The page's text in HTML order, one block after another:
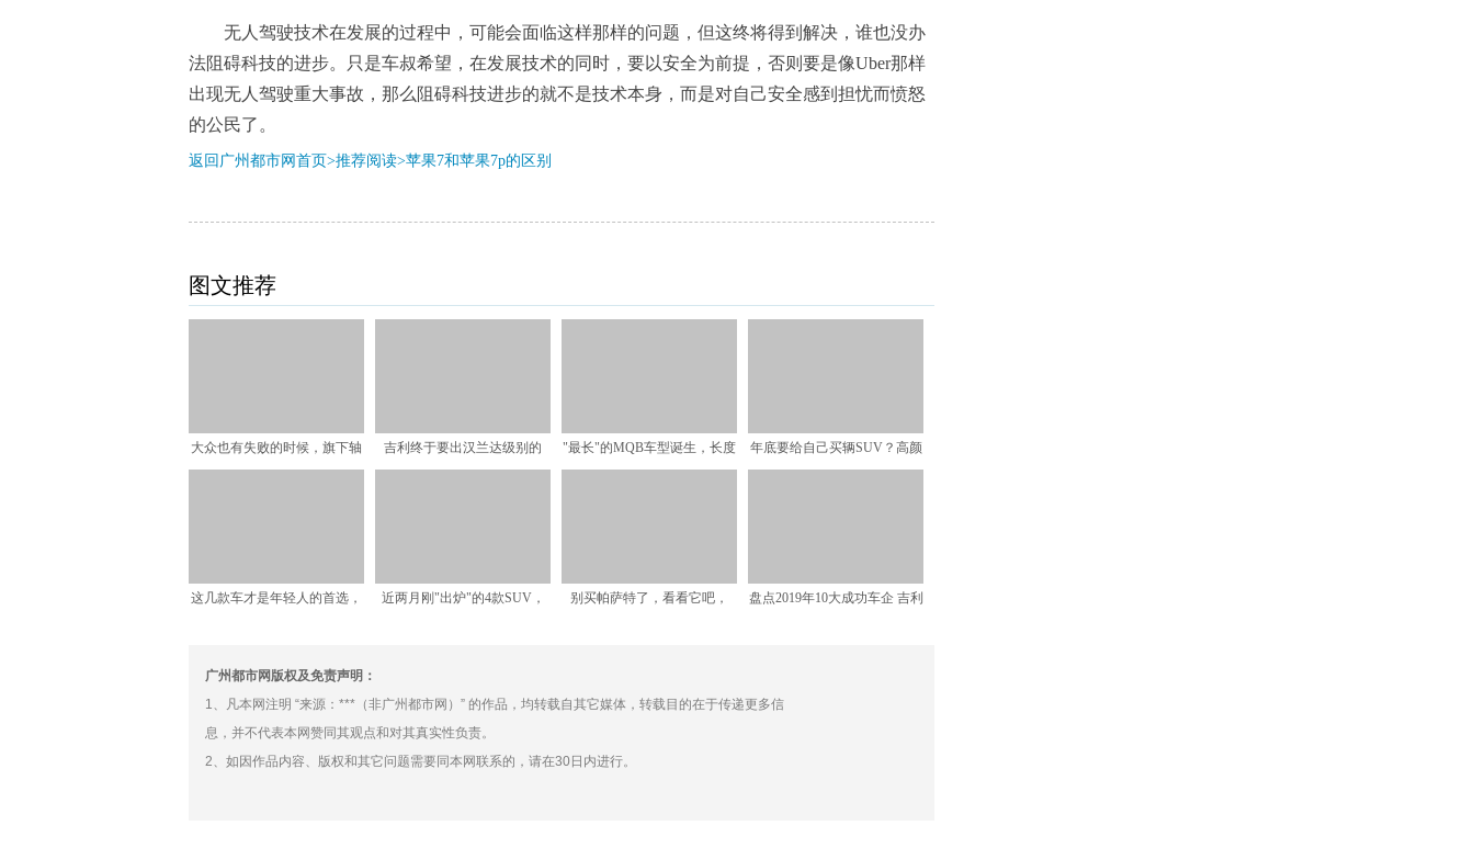
无人驾驶技术在发展的过程中，可能会面临这样那样的问题，但这终将得到解决，谁也没办
法阻碍科技的进步。只是车叔希望，在发展技术的同时，要以安全为前提，否则要是像Uber那样
出现无人驾驶重大事故，那么阻碍科技进步的就不是技术本身，而是对自己安全感到担忧而愤怒
的公民了。‍
返回广州都市网首页>推荐阅读>苹果7和苹果7p的区别
图文推荐
大众也有失败的时候，旗下轴
吉利终于要出汉兰达级别的
"最长"的MQB车型诞生，长度
年底要给自己买辆SUV？高颜
这几款车才是年轻人的首选，
近两月刚"出炉"的4款SUV，
别买帕萨特了，看看它吧，
盘点2019年10大成功车企 吉利
广州都市网版权及免责声明：
1、凡本网注明 “来源：***（非广州都市网）” 的作品，均转载自其它媒体，转载目的在于传递更多信
息，并不代表本网赞同其观点和对其真实性负责。
2、如因作品内容、版权和其它问题需要同本网联系的，请在30日内进行。